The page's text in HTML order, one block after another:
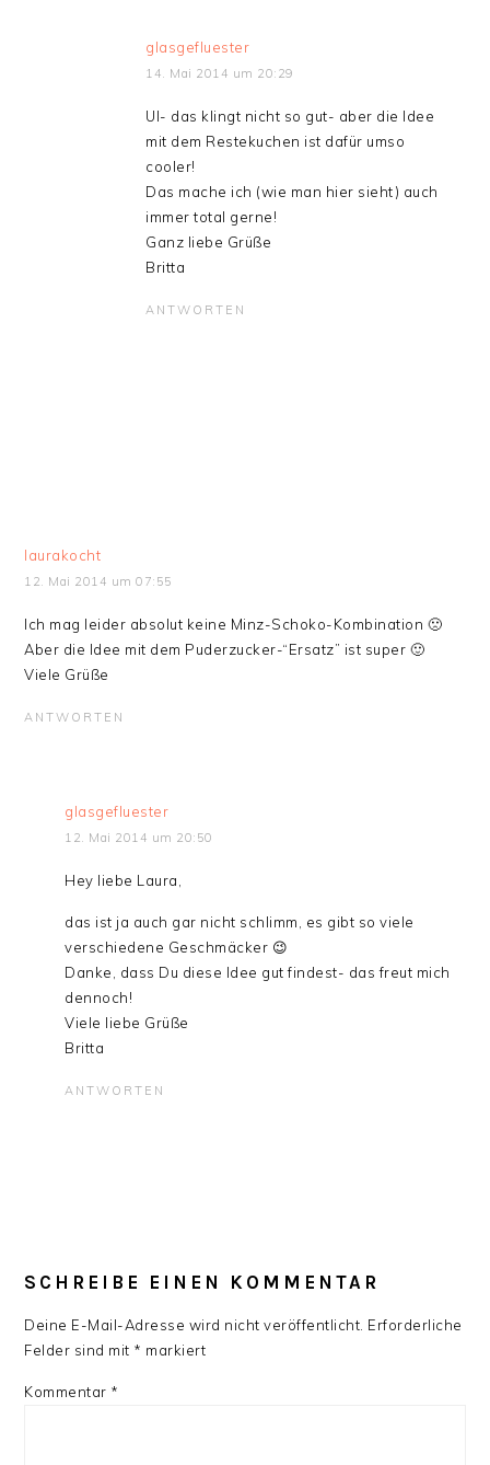
glasgefluester
14. Mai 2014 um 20:29
UI- das klingt nicht so gut- aber die Idee
mit dem Restekuchen ist dafür umso
cooler!
Das mache ich (wie man hier sieht) auch
immer total gerne!
Ganz liebe Grüße
Britta
ANTWORTEN
laurakocht
12. Mai 2014 um 07:55
Ich mag leider absolut keine Minz-Schoko-Kombination 🙁
Aber die Idee mit dem Puderzucker-“Ersatz” ist super 🙂
Viele Grüße
ANTWORTEN
glasgefluester
12. Mai 2014 um 20:50
Hey liebe Laura,
das ist ja auch gar nicht schlimm, es gibt so viele
verschiedene Geschmäcker 😉
Danke, dass Du diese Idee gut findest- das freut mich
dennoch!
Viele liebe Grüße
Britta
ANTWORTEN
SCHREIBE EINEN KOMMENTAR
Deine E-Mail-Adresse wird nicht veröffentlicht. Erforderliche
Felder sind mit * markiert
Kommentar *